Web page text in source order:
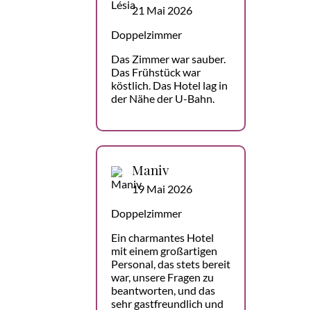
21 Mai 2026
Doppelzimmer
Das Zimmer war sauber.
Das Frühstück war
köstlich. Das Hotel lag in
der Nähe der U-Bahn.
Maniv
19 Mai 2026
Doppelzimmer
Ein charmantes Hotel
mit einem großartigen
Personal, das stets bereit
war, unsere Fragen zu
beantworten, und das
sehr gastfreundlich und